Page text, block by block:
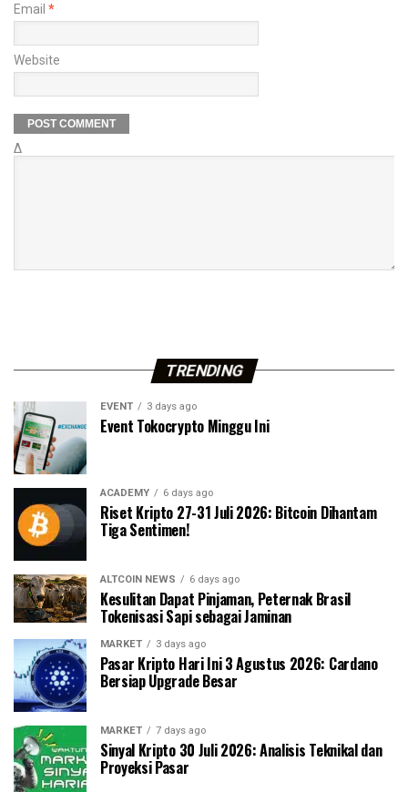
Email *
Website
Δ
TRENDING
EVENT 3 days ago
Event Tokocrypto Minggu Ini
ACADEMY 6 days ago
Riset Kripto 27-31 Juli 2026: Bitcoin Dihantam
Tiga Sentimen!
ALTCOIN NEWS 6 days ago
Kesulitan Dapat Pinjaman, Peternak Brasil
Tokenisasi Sapi sebagai Jaminan
MARKET 3 days ago
Pasar Kripto Hari Ini 3 Agustus 2026: Cardano
Bersiap Upgrade Besar
MARKET 7 days ago
Sinyal Kripto 30 Juli 2026: Analisis Teknikal dan
Proyeksi Pasar